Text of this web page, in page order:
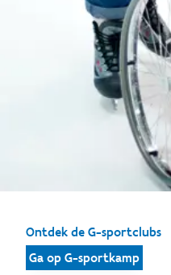
Ontdek de G-sportclubs
Ga op G-sportkamp